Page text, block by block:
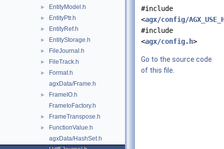
► EntityModel.h
► EntityPtr.h
► EntityRef.h
► EntityStorage.h
► FileJournal.h
► FileTrack.h
►
Format.h
agxData/Frame.h
►
FrameIO.h
FrameIoFactory.h
► FrameTranspose.h
►
FunctionValue.h
agxData/HashSet.h
#include
<agx/config/
#include
<agx/config.h>
Go to the source code
of this file.